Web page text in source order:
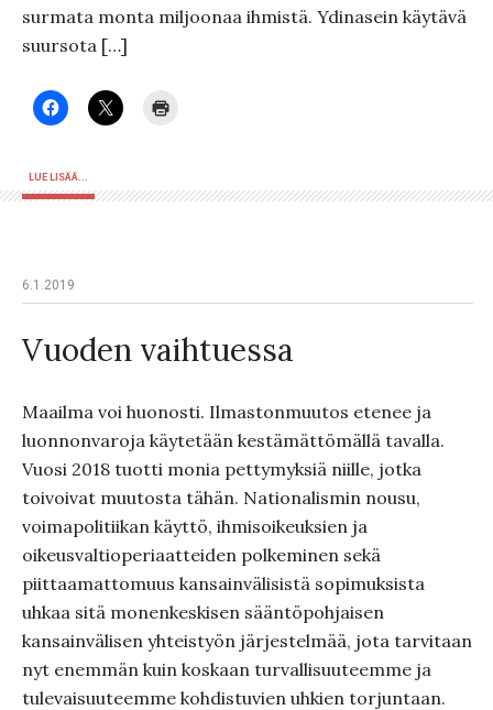
surmata monta miljoonaa ihmistä. Ydinasein käytävä
suursota […]
LUE LISÄÄ...
6.1.2019
Vuoden vaihtuessa
Maailma voi huonosti. Ilmastonmuutos etenee ja
luonnonvaroja käytetään kestämättömällä tavalla.
Vuosi 2018 tuotti monia pettymyksiä niille, jotka
toivoivat muutosta tähän. Nationalismin nousu,
voimapolitiikan käyttö, ihmisoikeuksien ja
oikeusvaltioperiaatteiden polkeminen sekä
piittaamattomuus kansainvälisistä sopimuksista
uhkaa sitä monenkeskisen sääntöpohjaisen
kansainvälisen yhteistyön järjestelmää, jota tarvitaan
nyt enemmän kuin koskaan turvallisuuteemme ja
tulevaisuuteemme kohdistuvien uhkien torjuntaan.